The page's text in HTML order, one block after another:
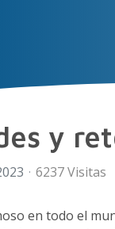
y
6237 Visitas
en todo el